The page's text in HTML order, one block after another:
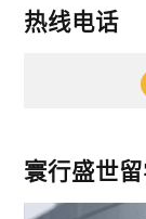
热线电话
寰行盛世